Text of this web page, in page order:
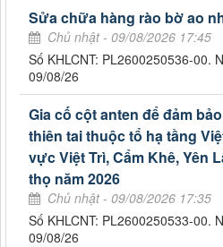
Sửa chữa hàng rào bờ ao
Chủ nhật - 09/08/2026 17:45
Số KHLCNT: PL2600250536-00.
09/08/26
Gia cố cột anten để đảm
thiên tai thuộc tổ hạ tầng
vực Việt Trì, Cẩm Khê, Yên
thọ năm 2026
Chủ nhật - 09/08/2026 17:35
Số KHLCNT: PL2600250533-00.
09/08/26